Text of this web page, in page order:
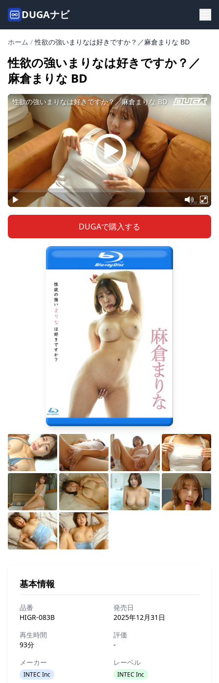
DUGAナビ
ホーム / 性欲の強いまりなは好きですか？／麻倉まりな BD
性欲の強いまりなは好きですか？／
麻倉まりな BD
DUGAで購入する
基本情報
品番
HIGR-083B
発売日
2025年12月31日
再生時間
93分
評価
-
メーカー
INTEC Inc
レーベル
INTEC Inc